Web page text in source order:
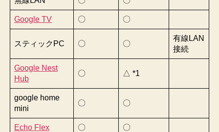
Google TV 〇 〇
スティックPC 〇 〇
有線LAN
接続
Google Nest
Hub
〇 △ *1
google home
mini
〇 〇
Echo Flex 〇 〇